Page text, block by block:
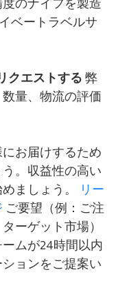
ベートラベルサ
クエストする弊
量、物流の評価
お届けするため
。収益性の高い
ましょう。
リー
ご要望（例：ご注
ーゲット市場）
ムが24時間以内
ョンをご提案い